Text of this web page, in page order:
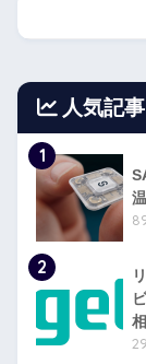
人気記事
1
2